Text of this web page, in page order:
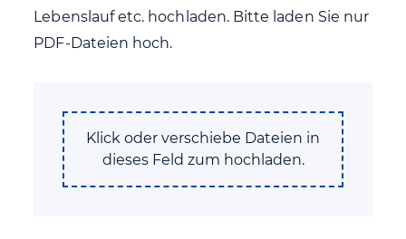
Lebenslauf etc. hochladen. Bitte laden Sie nur
PDF-Dateien hoch.
Klick oder verschiebe Dateien in
dieses Feld zum hochladen.